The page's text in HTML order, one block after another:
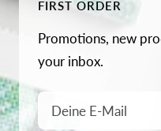
FIRST ORDER
Promotions, new
your inbox.
Deine E-Mail